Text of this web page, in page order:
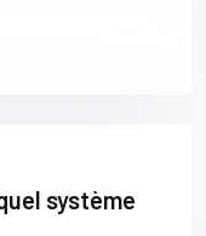
système